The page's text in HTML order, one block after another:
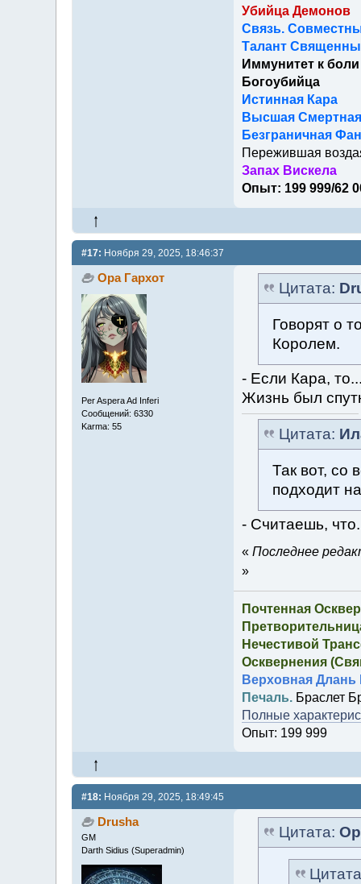
Убийца Демонов
Связь.
Талант
Иммунитет к боли
Богоубийца
Истинная Кара
Высшая Смертная
Безграничная
Пережившая
Запах Вискела
Опыт: 199 999/62
#17: Ноября 29, 2025, 18:46:37
Ора Гархот
Per Aspera Ad Inferi
Сообщений: 6330
Karma: 55
Цитата:
Говорят о
Королем.
- Если Кара,
Жизнь был
Цитата:
Так вот, со
подходит
- Считаешь,
« Последнее
»
Почтенная
Нечестивой
Осквернения
Верховная Длань
Печаль.Браслет
Полные
Опыт: 199 999
#18: Ноября 29, 2025, 18:49:45
Drusha
GM
Darth Sidius (Superadmin)
Цитата: